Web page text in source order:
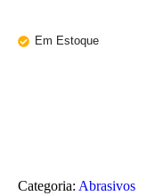
Em Estoque
Categoria: Abrasivos